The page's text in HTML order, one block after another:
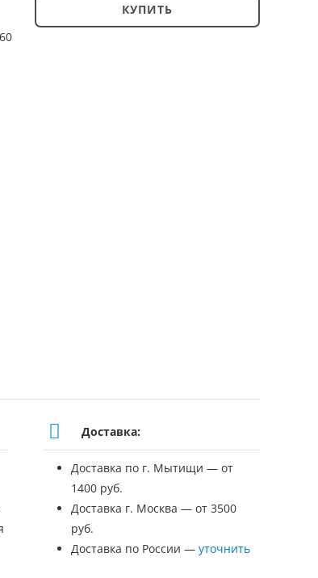
Количество
КУПИТЬ
Доставка:
Доставка по г. Мытищи — от
1400 руб.
Доставка г. Москва — от 3500
руб.
Доставка по России —уточнить